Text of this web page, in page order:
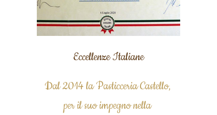
Eccellenze Italiane
Dal 2014 la Pasticceria Castello,
per il suo impegno nella